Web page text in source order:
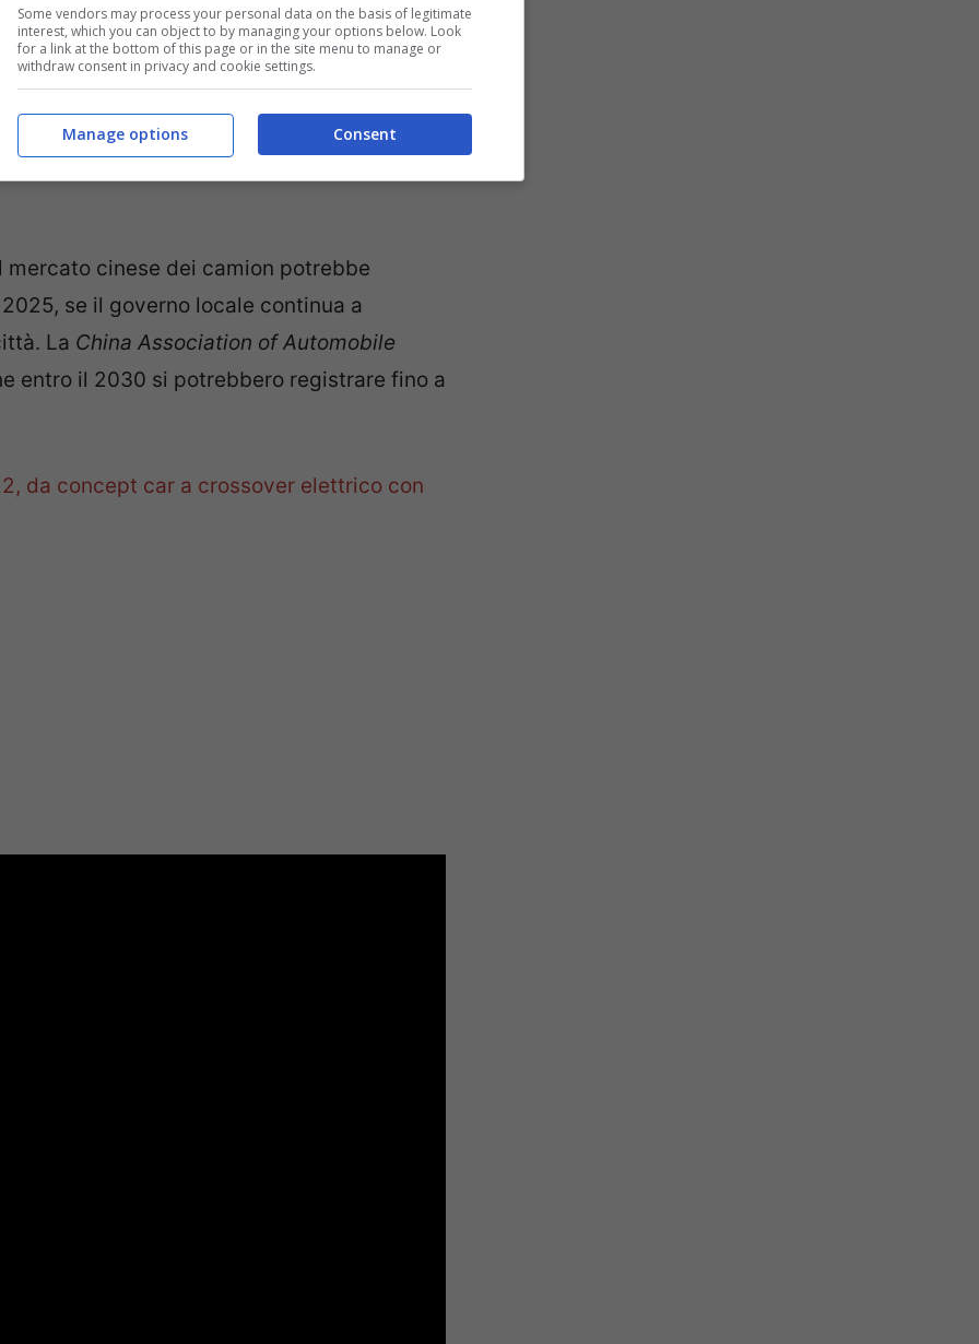
ilBaja Mad Man, un altro concept di
completamente elettrica del Poer, un
Accanto troviamo ilPoer Pro, una
di pick-up di Great Wall, e una serie di
questi modelli sono presenti nel video in
cinese dei camion potrebbe
se il governo locale continua a
La China Association of Automobile
entro il 2030 si potrebbero registrare fino a
da concept car a crossover elettrico con
Some vendors may process your personal data on the basis of legitimate
interest, which you can object to by managing your options below. Look
for a link at the bottom of this page or in the site menu to manage or
withdraw consent in privacy and cookie settings.
Consent
Manage options